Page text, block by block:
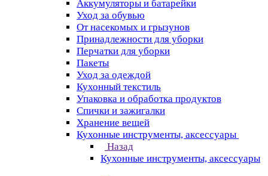
Аккумуляторы и батарейки
Уход за обувью
От насекомых и грызунов
Принадлежности для уборки
Перчатки для уборки
Пакеты
Уход за одеждой
Кухонный текстиль
Упаковка и обработка продуктов
Спички и зажигалки
Хранение вещей
Кухонные инструменты, аксессуары
Назад
Кухонные инструменты, аксессуары